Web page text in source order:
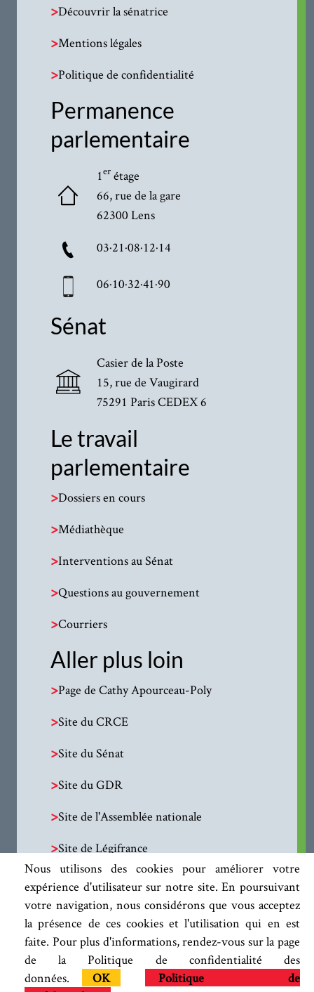
Nous utilisons des cookies pour améliorer votre
expérience d'utilisateur sur notre site. En poursuivant
votre navigation, nous considérons que vous acceptez
la présence de ces cookies et l'utilisation qui en est
faite. Pour plus d'informations, rendez-vous sur la page
de la Politique de confidentialité des
données.
OK
Politique de
>Découvrir la sénatrice
>Mentions légales
>Politique de confidentialité
Permanence
parlementaire
1erétage
66, rue de la gare
62300 Lens
03·21·08·12·14
06·10·32·41·90
Sénat
Casier de la Poste
15, rue de Vaugirard
75291 Paris CEDEX 6
Le travail
parlementaire
>Dossiers en cours
>Médiathèque
>Interventions au Sénat
>Questions au gouvernement
>Courriers
Aller plus loin
>Page de Cathy Apourceau-Poly
>Site du CRCE
>Site du Sénat
>Site du GDR
>Site de l'Assemblée nationale
>Site de Légifrance